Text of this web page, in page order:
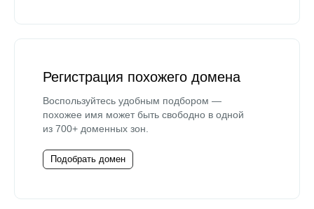
Регистрация похожего домена
Воспользуйтесь удобным подбором —
похожее имя может быть свободно в одной
из 700+ доменных зон.
Подобрать домен